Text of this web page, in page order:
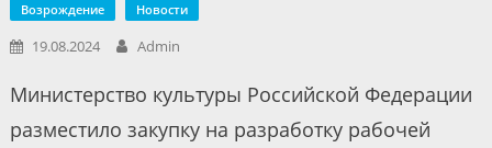
Возрождение Новости
19.08.2024 Admin
Министерство культуры Российской Федерации
разместило закупку на разработку рабочей